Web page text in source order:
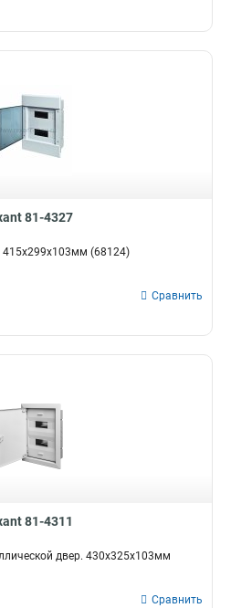
81-4327
(68124)
Сравнить
81-4311
двер. 430х325х103мм
Сравнить